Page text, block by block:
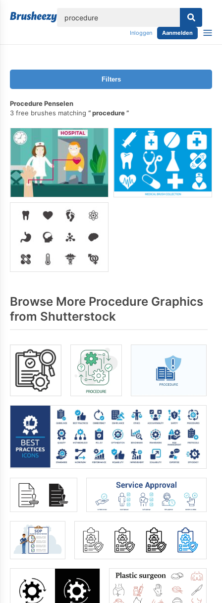
Inloggen Aanmelden
Filters
Procedure Penselen
3 free brushes matching
procedure
Browse More Procedure Graphics
from Shutterstock